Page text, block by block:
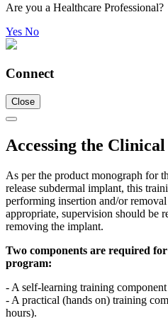
Are you a Healthcare Professional?
Yes No
Connect
Close
Accessing the
As per the product monograph for
release subdermal implant, this
performing insertion and/or
appropriate, supervision should be
removing the implant.
Two components are required
program:
- A self-learning training
- A practical (hands on) training
hours).